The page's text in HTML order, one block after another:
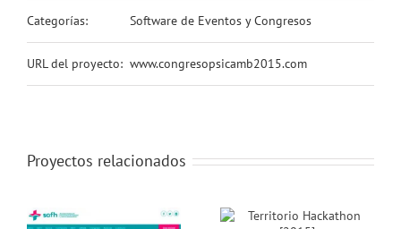
Categorías: Software de Eventos y Congresos
URL del proyecto: www.congresopsicamb2015.com
Proyectos relacionados